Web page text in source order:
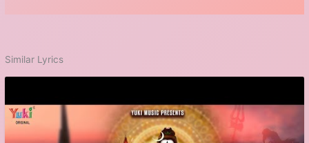
Similar Lyrics